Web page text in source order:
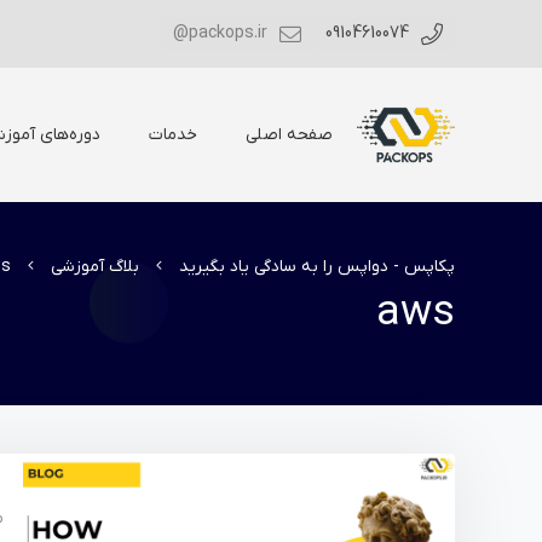
صفحه اصلی خدمات دوره‌های
پکاپس - دواپس را به سادگی یاد بگیرید بلاگ آموزشی
aws